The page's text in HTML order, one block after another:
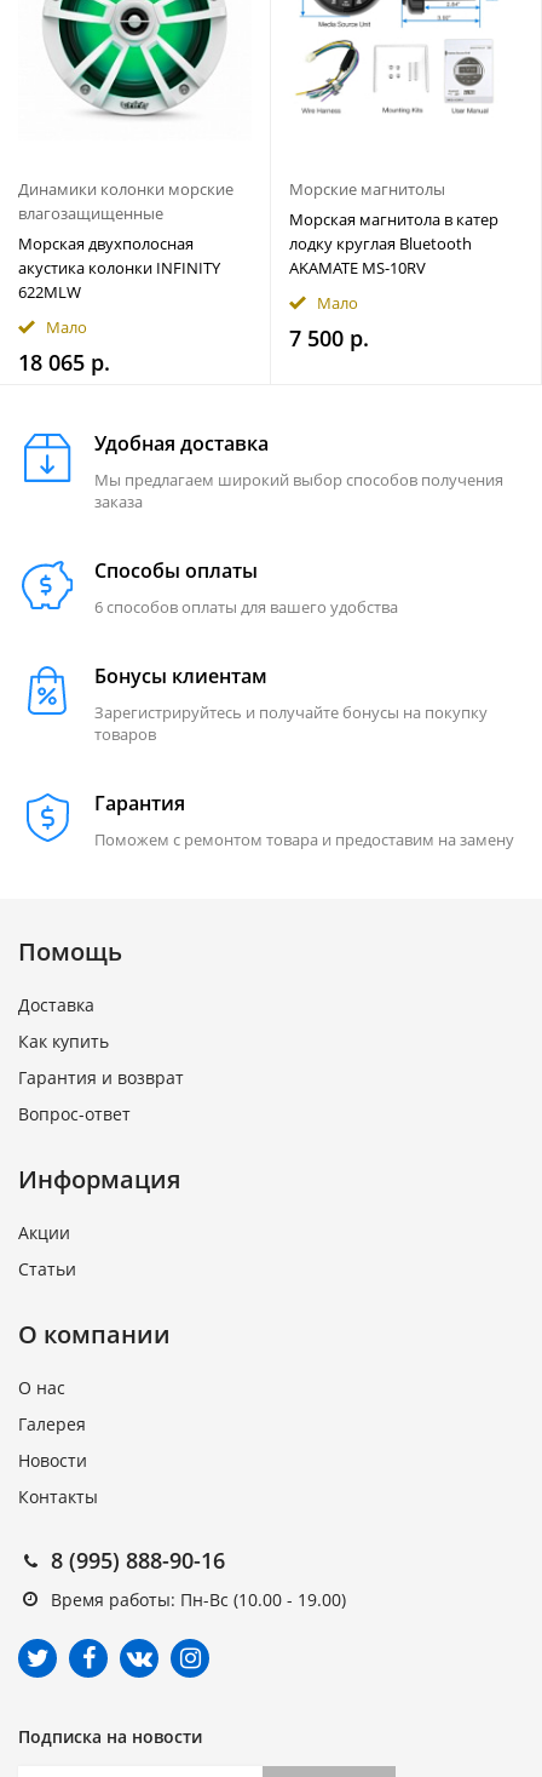
Динамики колонки морские
влагозащищенные
Морская двухполосная
акустика колонки INFINITY
622MLW
Мало
18 065 р.
Морские магнитолы
Морская магнитола в катер
лодку круглая Bluetooth
AKAMATE MS-10RV
Мало
7 500 р.
Удобная доставка
Мы предлагаем широкий выбор способов получения
заказа
Способы оплаты
6 способов оплаты для вашего удобства
Бонусы клиентам
Зарегистрируйтесь и получайте бонусы на покупку
товаров
Гарантия
Поможем с ремонтом товара и предоставим на замену
Помощь
Доставка
Как купить
Гарантия и возврат
Вопрос-ответ
Информация
Акции
Статьи
О компании
О нас
Галерея
Новости
Контакты
8 (995) 888-90-16
Время работы: Пн-Вс (10.00 - 19.00)
Подписка на новости